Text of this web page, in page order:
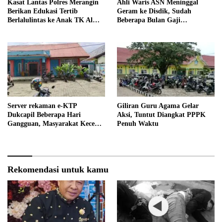
Kasat Lantas Polres Merangin
Berikan Edukasi Tertib
Berlalulintas ke Anak TK Al
Ahli Waris ASN Meninggal
Geram ke Disdik, Sudah
Beberapa Bulan Gaji
Server rekaman e-KTP
Dukcapil Beberapa Hari
Gangguan, Masyarakat Kecewa
Giliran Guru Agama Gelar
Aksi, Tuntut Diangkat PPPK
Penuh Waktu
Rekomendasi untuk kamu